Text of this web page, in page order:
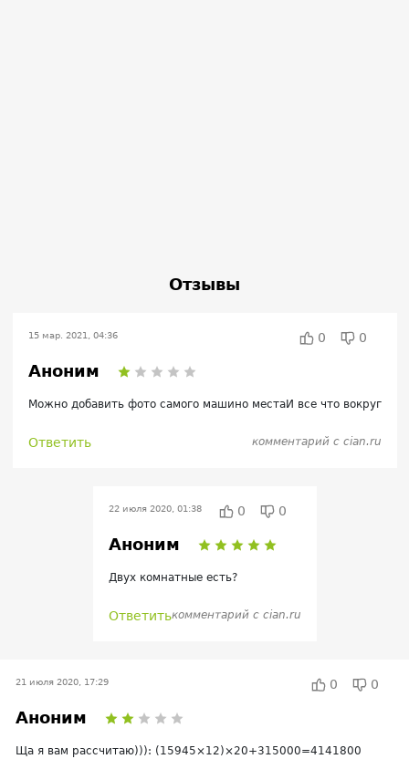
Отзывы
15 мар. 2021, 04:36 0 0
Аноним
Можно добавить фото самого машино местаИ все что вокруг
Ответить комментарий с cian.ru
22 июля 2020, 01:38 0 0
Аноним
Двух комнатные есть?
Ответитькомментарий с cian.ru
21 июля 2020, 17:29 0 0
Аноним
Ща я вам рассчитаю))): (15945×12)×20+315000=4141800